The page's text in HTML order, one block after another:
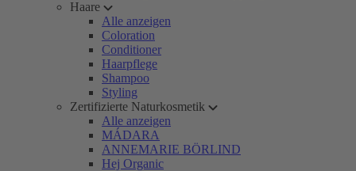
Haare
Alle anzeigen
Coloration
Conditioner
Haarpflege
Shampoo
Styling
Zertifizierte Naturkosmetik
Alle anzeigen
MÁDARA
ANNEMARIE BÖRLIND
Hej Organic